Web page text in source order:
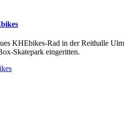
KHEbikes-Rad in der Reithalle Ulm
Skatepark eingeritten.